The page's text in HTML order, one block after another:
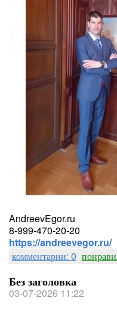
AndreevEgor.ru
8-999-470-20-20
https://andreevegor.ru/
комментарии: 0
Без заголовка
03-07-2026 11:22